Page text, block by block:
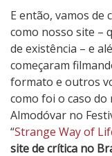
E então, vamos de
como nosso site –
de existência – e
começaram
formato e outros
como foi o caso
Almodóvar no
“Strange Way of
site de crítica no